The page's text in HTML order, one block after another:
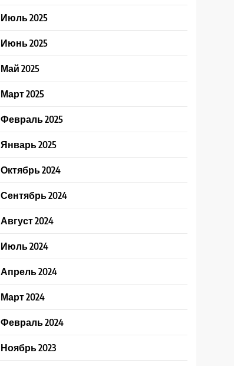
Июль 2025
Июнь 2025
Май 2025
Март 2025
Февраль 2025
Январь 2025
Октябрь 2024
Сентябрь 2024
Август 2024
Июль 2024
Апрель 2024
Март 2024
Февраль 2024
Ноябрь 2023